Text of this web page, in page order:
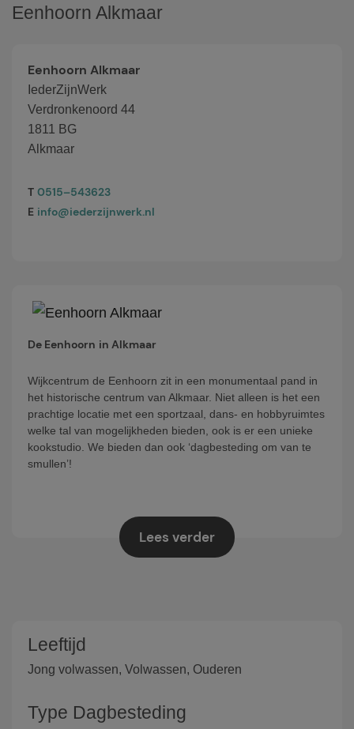
Eenhoorn Alkmaar
Eenhoorn Alkmaar
IederZijnWerk
Verdronkenoord 44
1811 BG
Alkmaar
T 0515–543623
E info@iederzijnwerk.nl
De Eenhoorn in Alkmaar
Wijkcentrum de Eenhoorn zit in een monumentaal pand in
het historische centrum van Alkmaar. Niet alleen is het een
prachtige locatie met een sportzaal, dans- en hobbyruimtes
welke tal van mogelijkheden bieden, ook is er een unieke
kookstudio. We bieden dan ook ‘dagbesteding om van te
smullen’!
etages ook met een lift bereikbaar zijn!) zijn diverse leuke
activiteiten. Er is aandacht voor jou, je talenten én je
ontwikkeling. Wij ondersteunen je met de werkzaamheden
Aanmelden of meer informatie?Heb je interesse, wil je je
telefonisch via 0515 – 543 623 of per e-mail
Lees verder
Leeftijd
Jong volwassen, Volwassen, Ouderen
Type Dagbesteding